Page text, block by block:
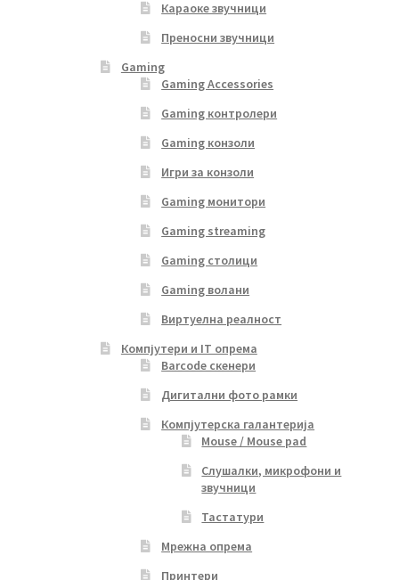
Караоке звучници
Преносни звучници
Gaming
Gaming Accessories
Gaming контролери
Gaming конзоли
Игри за конзоли
Gaming монитори
Gaming streaming
Gaming столици
Gaming волани
Виртуелна реалност
Компјутери и IT опрема
Barcode скенери
Дигитални фото рамки
Компјутерска галантерија
Mouse / Mouse pad
Слушалки, микрофони и
звучници
Тастатури
Мрежна опрема
Принтери